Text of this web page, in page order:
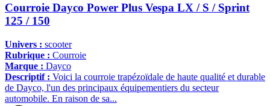
Courroie Dayco Power Plus Vespa LX / S / Sprint
125 / 150
Univers : scooter
Rubrique : Courroie
Marque : Dayco
Descriptif : Voici la courroie trapézoïdale de haute qualité et durable
de Dayco, l'un des principaux équipementiers du secteur
automobile. En raison de sa...